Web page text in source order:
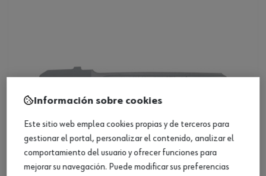
Información sobre cookies
Este sitio web emplea cookies propias y de terceros para
gestionar el portal, personalizar el contenido, analizar el
comportamiento del usuario y ofrecer funciones para
mejorar su navegación. Puede modificar sus preferencias